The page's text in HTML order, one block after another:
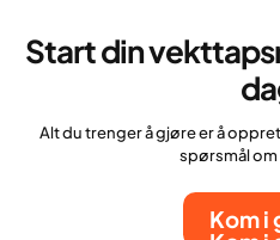
Start din
Alt du trenger å gjøre er å
spørsmål om
Kom i